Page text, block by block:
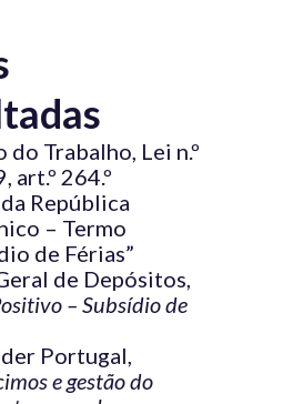
do Trabalho, Lei n.º
art.º 264.º
República
– Termo
de Férias”
de Depósitos,
– Subsídio de
Portugal,
e gestão do